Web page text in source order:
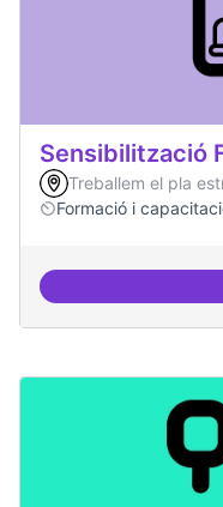
Sensibilització
Treballem el pla
Formació i